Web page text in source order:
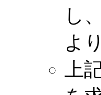
し
よ
上